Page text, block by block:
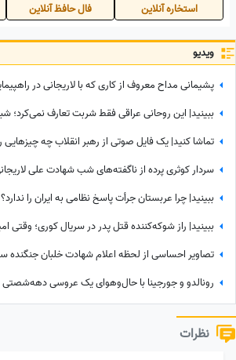
استخاره آنلاین فال حافظ آنلاین
ویدیو
ببینید| چرا عربستان جرأت پاسخ نظامی به ایران را ندارد؟
نظرات